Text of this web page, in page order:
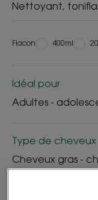
Nettoyant,
Flacon Flacon
400ml
Idéal pour
Adultes -
Type de cheveux
Cheveux gras -